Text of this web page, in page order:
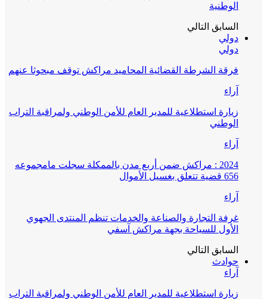
الوطنية
السابق التالي
دولي
دولي
فرقة الشرطة القضائية المحاميد مراكش توقف مبحوثا عنهم
آراء
زيارة استطلاعية للمدير العام للأمن الوطني ولمراقبة التراب
الوطني
آراء
2024 : مراكش ضمن أربع مدن بالممكلة سجلت مامجموعه
656 قضية تتعلق بغسيل الأموال
آراء
غرفة التجارة والصناعة والخدمات تنظم المنتدى الجهوي
الأول للسياحة بجهة مراكش آسفي
السابق التالي
حوادث
آراء
زيارة استطلاعية للمدير العام للأمن الوطني ولمراقبة التراب